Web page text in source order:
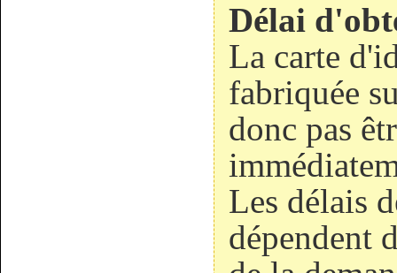
Délai
La carte
fabriquée
donc pas
Les délais
dépendent